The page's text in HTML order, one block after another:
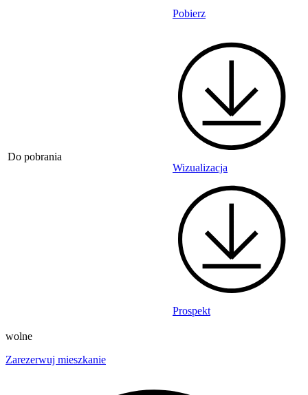
Do pobrania
Pobierz
Wizualizacja
Prospekt
wolne
Zarezerwuj mieszkanie